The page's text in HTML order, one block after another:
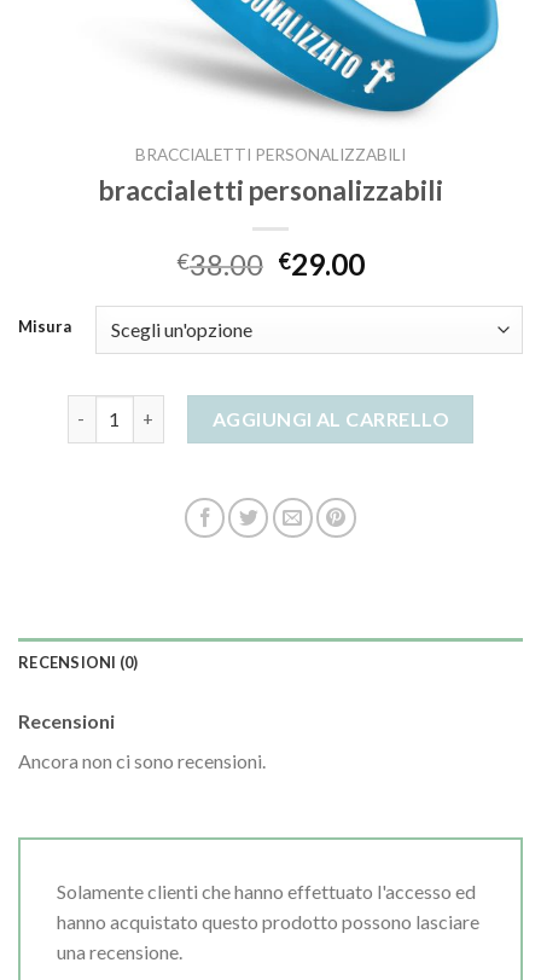
BRACCIALETTI PERSONALIZZABILI
braccialetti personalizzabili
€38.00 €29.00
Misura
AGGIUNGI AL CARRELLO
RECENSIONI (0)
Recensioni
Ancora non ci sono recensioni.
Solamente clienti che hanno effettuato l'accesso ed
hanno acquistato questo prodotto possono lasciare
una recensione.